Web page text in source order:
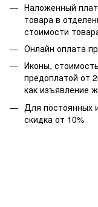
Наложенный
товара в
стоимости
Онлайн оплата
Иконы,
предоплатой от
как изъявление
Для постоянных
скидка от 10%